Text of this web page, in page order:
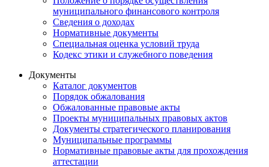
муниципального финансового контроля
Сведения о доходах
Нормативные документы
Специальная оценка условий труда
Кодекс этики и служебного поведения
Документы
Каталог документов
Порядок обжалования
Обжалованные правовые акты
Проекты муниципальных правовых актов
Документы стратегического планирования
Муниципальные программы
Нормативные правовые акты для прохождения
аттестации